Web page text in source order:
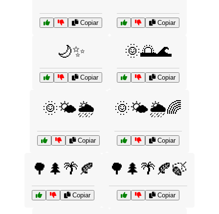
Copiar Copiar
🌙✨
Copiar
🌞🌅🌊
Copiar
🌞🌤️🌦️
Copiar
🌞🌤️🌦️🌈
Copiar
🌳🌲🌴🍂
Copiar
🌳🌲🌴🍂🍃
Copiar